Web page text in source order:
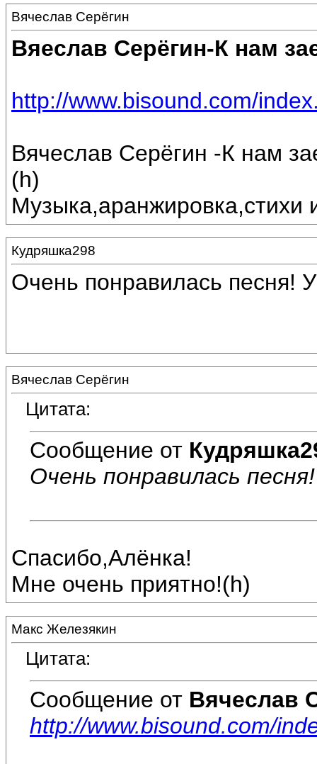
Вячеслав Серёгин
Вяеслав Серёгин-К нам
http://www.bisound.com/
Вячеслав Серёгин -К нам
(h)
Музыка,аранжировка,стихи
Кудряшка298
Очень понравилась песня!
Вячеслав Серёгин
Цитата:
Сообщение от
Очень понравилась
Спасибо,Алёнка!
Мне очень приятно!(h)
Макс Железякин
Цитата:
Сообщение от Вячеслав
http://www.bisound.com/